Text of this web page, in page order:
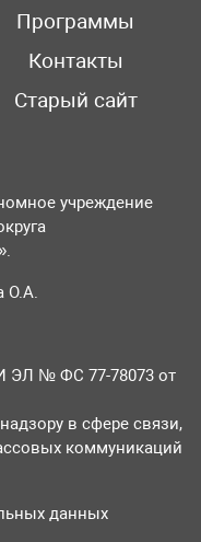
Программы
Контакты
Старый сайт
учреждение
О.А.
ЭЛ № ФС 77-78073 от
в сфере связи,
коммуникаций
данных